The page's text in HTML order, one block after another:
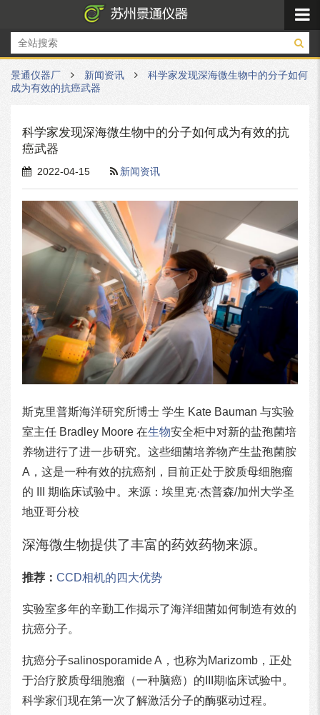
景通仪器厂 新闻资讯
科学家发现深海微生物中的分子如何
成为有效的抗癌武器
科学家发现深海微生物中的分子如何成为有效的抗
癌武器
2022-04-15 新闻资讯
斯克里普斯海洋研究所博士 学生 Kate Bauman 与实验
室主任 Bradley Moore 在生物安全柜中对新的盐孢菌培
养物进行了进一步研究。这些细菌培养物产生盐孢菌胺
A，这是一种有效的抗癌剂，目前正处于胶质母细胞瘤
的 III 期临床试验中。来源：埃里克·杰普森/加州大学圣
地亚哥分校
深海微生物提供了丰富的药效药物来源。
推荐： CCD相机的四大优势
实验室多年的辛勤工作揭示了海洋细菌如何制造有效的
抗癌分子。
抗癌分子salinosporamide A，也称为Marizomb，正处
于治疗胶质母细胞瘤（一种脑癌）的III期临床试验中。
科学家们现在第一次了解激活分子的酶驱动过程。